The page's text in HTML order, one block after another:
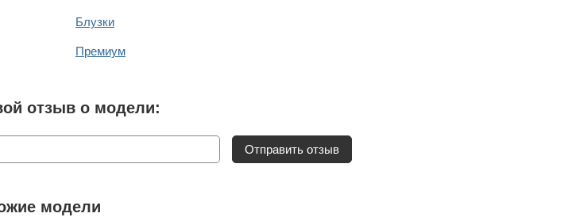
Блузки
Премиум
отзыв о модели:
Отправить отзыв
модели